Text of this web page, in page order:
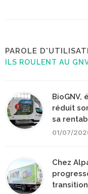
PAROLE
ILS ROULENT AU
BioGNV,
réduit
sa
01/07/
Chez
transition